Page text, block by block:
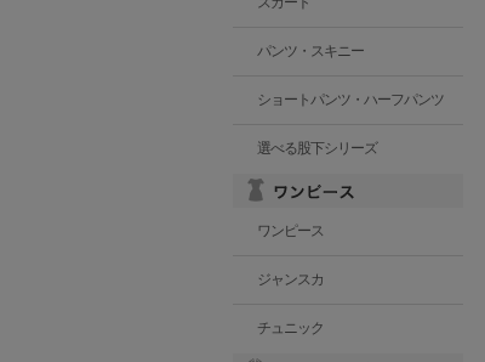
パンツ・スキニー
ショートパンツ・ハーフパンツ
選べる股下シリーズ
ワンピース
ジャンスカ
チュニック